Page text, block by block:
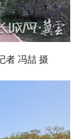
记者 冯喆 摄